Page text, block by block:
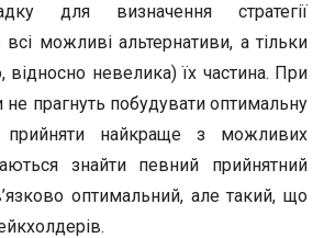
для визначення стратегії
можливі альтернативи, а тільки
відносно невелика) їх частина. При
прагнуть побудувати оптимальну
прийняти найкраще з можливих
знайти певний прийнятний
оптимальний, але такий, що